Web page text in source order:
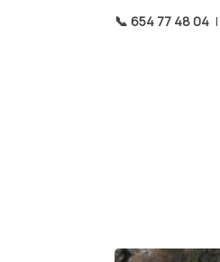
📞 654 77 48 04